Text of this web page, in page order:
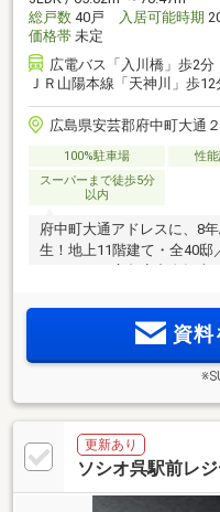
総戸数 40戸 入居可能時期
価格帯 未定
広電バス「入川橋」歩2分
ＪＲ山陽本線「天神川」歩12
広島県安芸郡府中町大通２
100%駐車場 性
スーパーまで徒歩5分
以内
府中町大通アドレスに、8
生！地上11階建て・全40邸
資
更新あり
ソシオ呉駅前レ